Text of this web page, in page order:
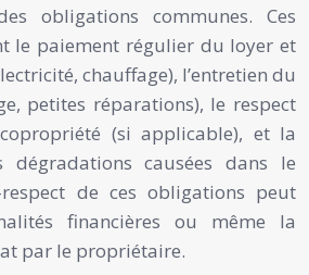
obligations communes. Ces
le paiement régulier du loyer et
chauffage), l’entretien du
petites réparations), le respect
(si applicable), et la
dégradations causées dans le
de ces obligations peut
financières ou même la
par le propriétaire.